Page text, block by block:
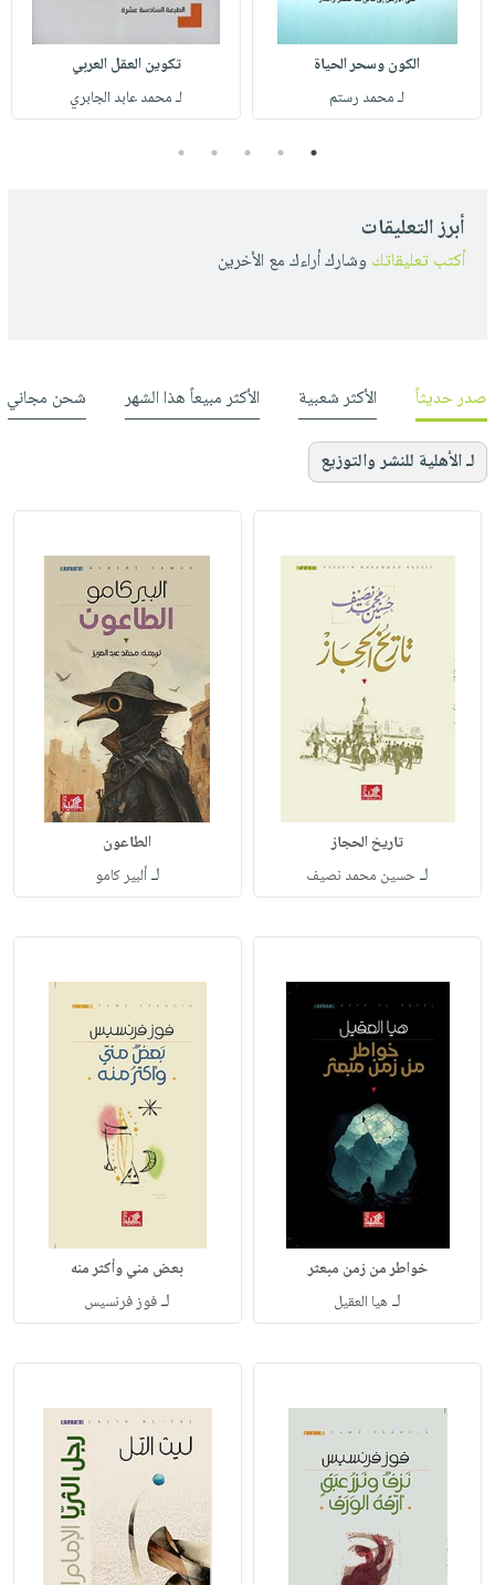
الكون وسحر الحياة
لـ محمد رستم
تكوين العقل العربي
لـ محمد عابد الجابري
1
2
3
4
5
أبرز التعليقات
أكتب تعليقاتك وشارك أراءك مع الأخرين
صدر حديثاً الأكثر شعبية الأكثر مبيعاً هذا الشهر شحن مجاني
لـ الأهلية للنشر والتوزيع
تاريخ الحجاز
لـحسين محمد نصيف
الطاعون
لـألبير كامو
خواطر من زمن مبعثر
لـ هيا العقيل
بعض مني وأكثر منه
لـفوز فرنسيس